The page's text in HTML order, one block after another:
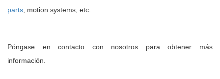
parts , motion systems, etc.
Póngase en contacto con nosotros para obtener más
información.